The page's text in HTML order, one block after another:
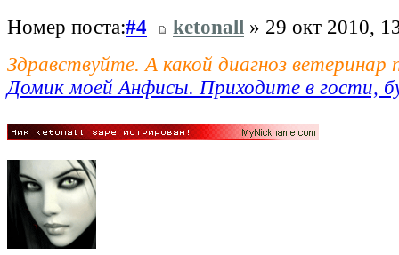
Номер поста:#4 ketonall » 29 окт 2010,
Здравствуйте. А какой диагноз ветеринар
Домик моей Анфисы. Приходите в гости,